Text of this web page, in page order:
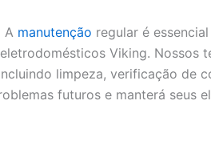
A manutenção regular é
Viking. Nossos
limpeza, verificação de
futuros e manterá seus